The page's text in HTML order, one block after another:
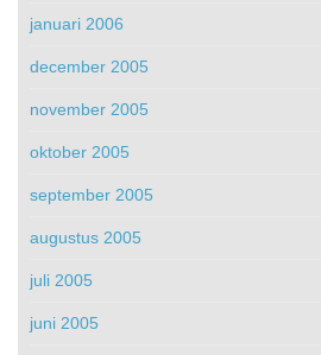
januari 2006
december 2005
november 2005
oktober 2005
september 2005
augustus 2005
juli 2005
juni 2005